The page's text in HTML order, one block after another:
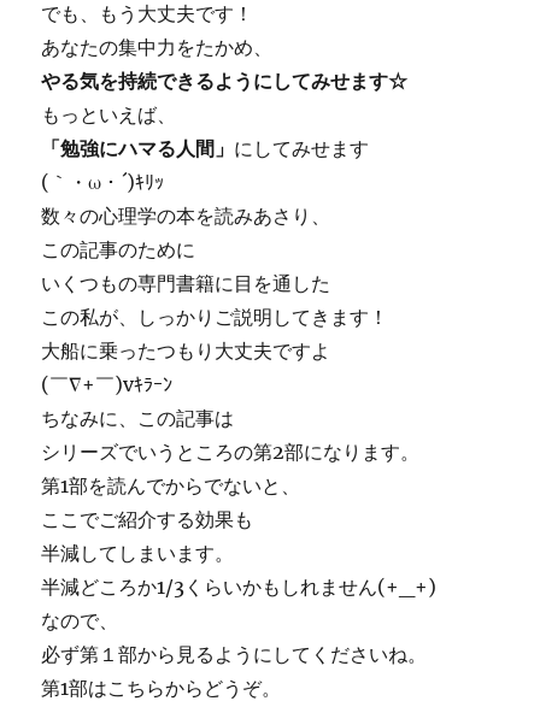
でも、もう大丈夫です！
あなたの集中力 をたかめ、
やる気を持続できるようにしてみせます☆
もっといえば、
「勉強にハマる人間」 にしてみせます
(｀・ω・´)ｷﾘｯ
数々の心理学の本を読みあさり、
この記事のために
いくつもの専門書籍に目を通した
この私が、しっかりご説明してきます！
大船に乗ったつもり大丈夫ですよ
(￣∇+￣)vｷﾗｰﾝ
ちなみに、この記事は
シリーズでいうところの第2部になります。
第1部を読んでからでないと、
ここでご紹介する効果も
半減してしまいます。
半減どころか1/3くらいかもしれません(+_+)
なので、
必ず第１部から見るようにしてくださいね。
第1部はこちらからどうぞ。